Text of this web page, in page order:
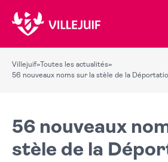
Villejuif» Toutes les actualités»
56 nouveaux noms sur la stèle de la
56 nouveaux
stèle de la